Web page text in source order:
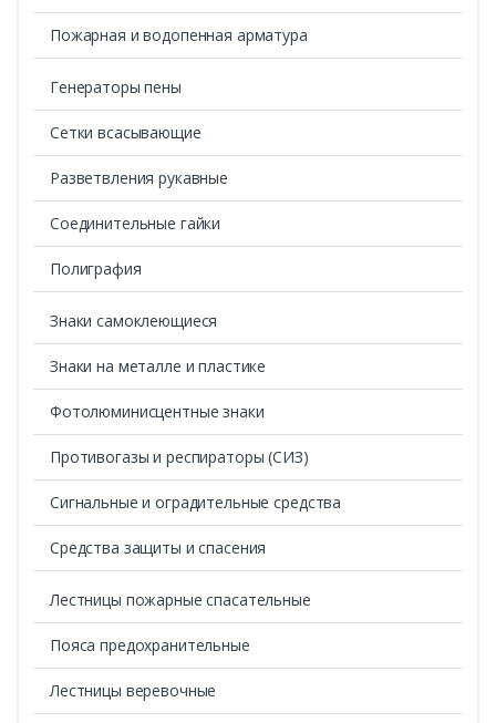
Пожарная и водопенная арматура
Генераторы пены
Сетки всасывающие
Разветвления рукавные
Соединительные гайки
Полиграфия
Знаки самоклеющиеся
Знаки на металле и пластике
Фотолюминисцентные знаки
Противогазы и респираторы (СИЗ)
Сигнальные и оградительные средства
Средства защиты и спасения
Лестницы пожарные спасательные
Пояса предохранительные
Лестницы веревочные